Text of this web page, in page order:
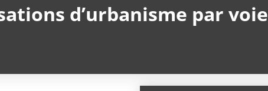
d’urbanisme par voie